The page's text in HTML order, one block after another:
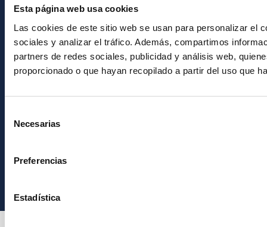
Esta página web usa cookies
Las cookies de este sitio web se usan para personalizar el
sociales y analizar el tráfico. Además, compartimos
partners de redes sociales, publicidad y análisis web,
proporcionado o que hayan recopilado a partir del uso que
Necesarias
Preferencias
Estadística
Únete a nuestra
Newsletter